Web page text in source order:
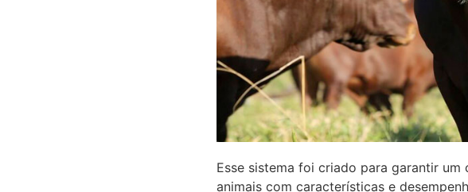
Esse sistema foi criado para garantir
animais com características e